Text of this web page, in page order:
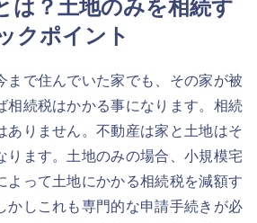
は？土地のみを相続す
クポイント
まで住んでいた家でも、その家が被
相続税はかかる事になります。相続
ありません。不動産は家と土地はそ
ります。土地のみの場合、小規模宅
よって土地にかかる相続税を減額す
かしこれも専門的な申請手続きが必